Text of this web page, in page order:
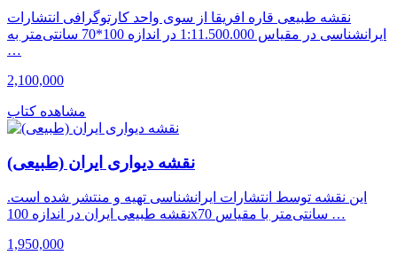
نقشه طبیعی قاره افریقا از سوی واحد کارتوگرافی انتشارات
ایرانشناسی در مقیاس 1:11.500.000 در اندازه 100*70 سانتی‌متر به
…
2,100,000
مشاهده کتاب
نقشه دیواری ایران (طبیعی)
این نقشه توسط انتشارات ایرانشناسی تهیه و منتشر شده است.
نقشه طبیعی ایران در اندازه 100x70 سانتی‌متر با مقیاس …
1,950,000